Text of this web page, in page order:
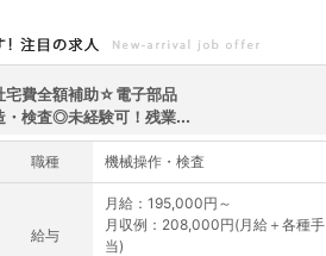
注目の求人
宅費全額補助☆電子部品
・検査◎未経験可！残業...
職種 機械操作・検査
給与
月給：195,000円～
月収例：208,000円(月給＋各種手
当)